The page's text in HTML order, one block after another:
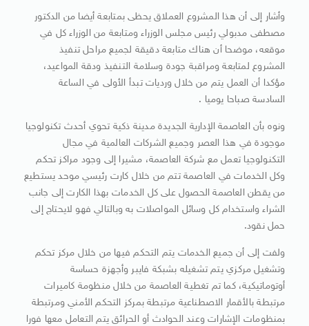
وأشار إلى أن هذا المشروع العملاق يحظى بمتابعة أيضا من الدكتور
مصطفى مدبولي رئيس مجلس الوزراء ومتابعة من الوزراء كل في
موقعه، موضحا أن هناك متابعة دقيقة لجميع مراحل تنفيذ
المشروع لمتابعة ومراقبة جودة وسلامة التنفيذ ودقة المواعيد،
مؤكدا أن العمل يتم من خلال ورديات تبدأ الأولى في الساعة
السادسة صباحا يوميا .
ونوه بأن العاصمة الإدارية الجديدة مدينة ذكية تحوي أحدث تكنولوجيا
موجودة في هذا العصر وجميع الشركات العالمية في مجال
التكنولوجيا تعمل مع شركة العاصمة، مشيرا إلى وجود مراكز تحكم
وكل الخدمات في العاصمة تتم من خلال كارت رئيسي موحد يستطيع
من يقطن العاصمة الحصول على كل الخدمات بهذا الكارت إلى جانب
الشراء واستخدام كل وسائل المواصلات به وبالتالي فهو لايحتاج إلى
حمل نقود.
ولفت إلى أن جميع الخدمات يتم التحكم فيها من خلال مركز تحكم
وتشغيل مركزي يتم تشغيله بشبكة فايبر وأجهزة حساسة
أوتوماتيكية، كما تم تغطية العاصمة من خلال منظومة كاميرات
مرتبطة بالأقمار الاصطناعية مرتبطة بمركز التحكم الأمني ومرتبطة
بمنظومات الإشارات وعند الحوادث أو الحرائق يتم التعامل معها فورا